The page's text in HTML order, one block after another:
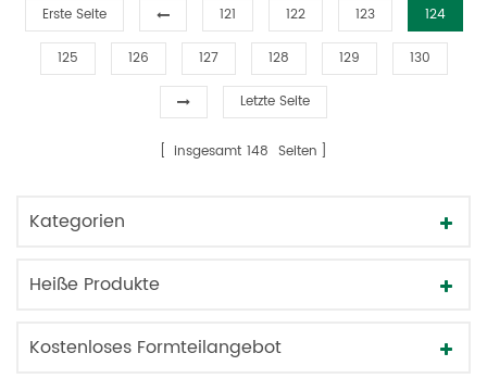
Erste Seite 121 122 123 124
125 126 127 128 129 130
Letzte Seite
insgesamt 148 Seiten
Kategorien
Heiße Produkte
Kostenloses Formteilangebot